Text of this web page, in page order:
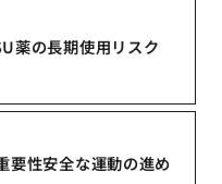
薬の長期使用リスク
要性安全な運動の進め